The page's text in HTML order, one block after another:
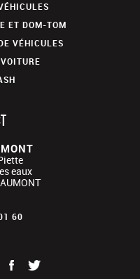
ET DOM-TOM
VÉHICULES
eaux
60